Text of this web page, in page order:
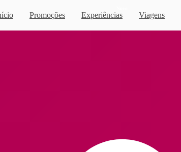
Promoções Experiências Viagens